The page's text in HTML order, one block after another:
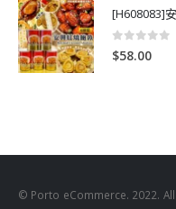
[H608083]
0
$58.00
© Porto eCommerce. 2022.